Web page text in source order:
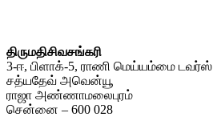
திருமதிசிவசங்கரி
3-ஈ, பிளாக்-5, ராணி மெய்யம்மை டவர்ஸ்
சத்யதேவ் அவென்யூ
ராஜா அண்ணாமலைபுரம்
சென்னை – 600 028